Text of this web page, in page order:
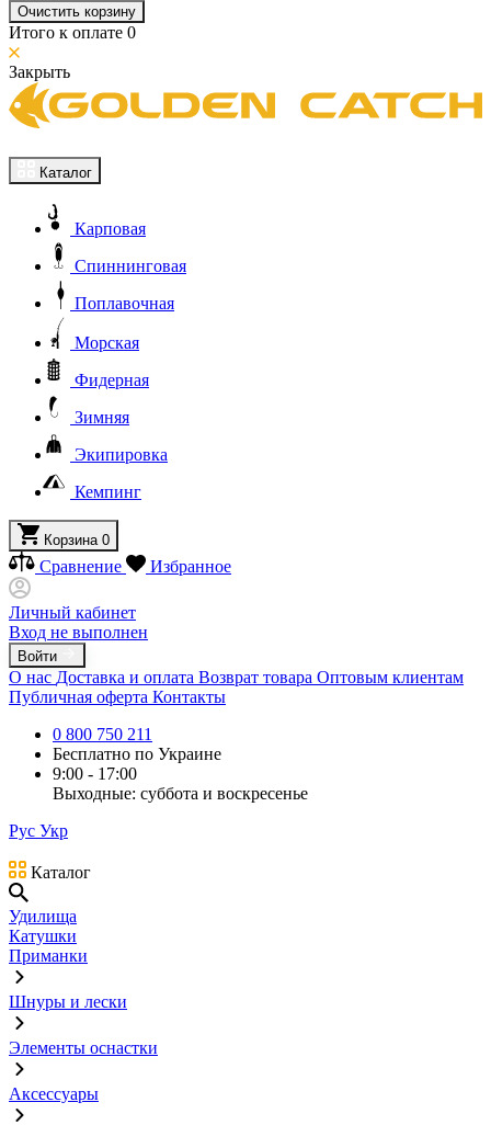
Очистить корзину
Итого к оплате 0
Закрыть
Каталог
Карповая
Спиннинговая
Поплавочная
Морская
Фидерная
Зимняя
Экипировка
Кемпинг
Корзина 0
Сравнение Избранное
Личный кабинет
Вход не выполнен
Войти
О нас Доставка и оплата Возврат товара Оптовым клиентам
Публичная оферта Контакты
0 800 750 211
Бесплатно по Украине
9:00 - 17:00
Выходные: суббота и воскресенье
Рус Укр
Каталог
Удилища
Катушки
Приманки
Шнуры и лески
Элементы оснастки
Аксессуары